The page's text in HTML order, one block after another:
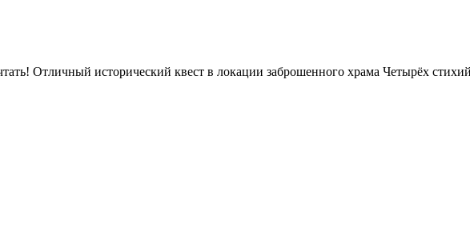
Отличный исторический квест в локации заброшенного храма Четырёх